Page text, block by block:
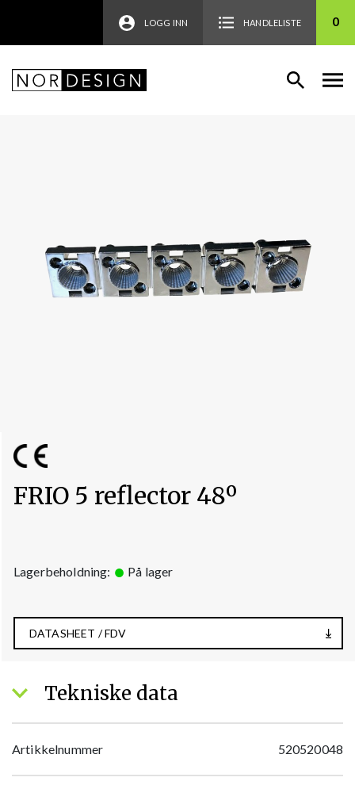
LOGG INN HANDLELISTE 0
FRIO 5 reflector 48º
Lagerbeholdning: På lager
DATASHEET / FDV
Tekniske data
Artikkelnummer 520520048